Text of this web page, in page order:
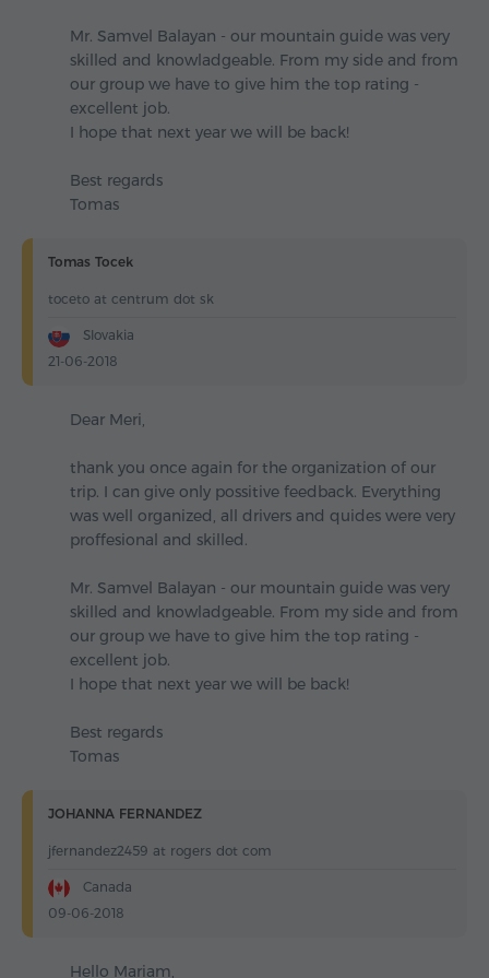
Mr. Samvel Balayan - our mountain guide was very
skilled and knowladgeable. From my side and from
our group we have to give him the top rating -
excellent job.
I hope that next year we will be back!
Best regards
Tomas
Tomas Tocek
toceto at centrum dot sk
Slovakia
21-06-2018
Dear Meri,
thank you once again for the organization of our
trip. I can give only possitive feedback. Everything
was well organized, all drivers and quides were very
proffesional and skilled.
Mr. Samvel Balayan - our mountain guide was very
skilled and knowladgeable. From my side and from
our group we have to give him the top rating -
excellent job.
I hope that next year we will be back!
Best regards
Tomas
JOHANNA FERNANDEZ
jfernandez2459 at rogers dot com
Canada
09-06-2018
Hello Mariam,